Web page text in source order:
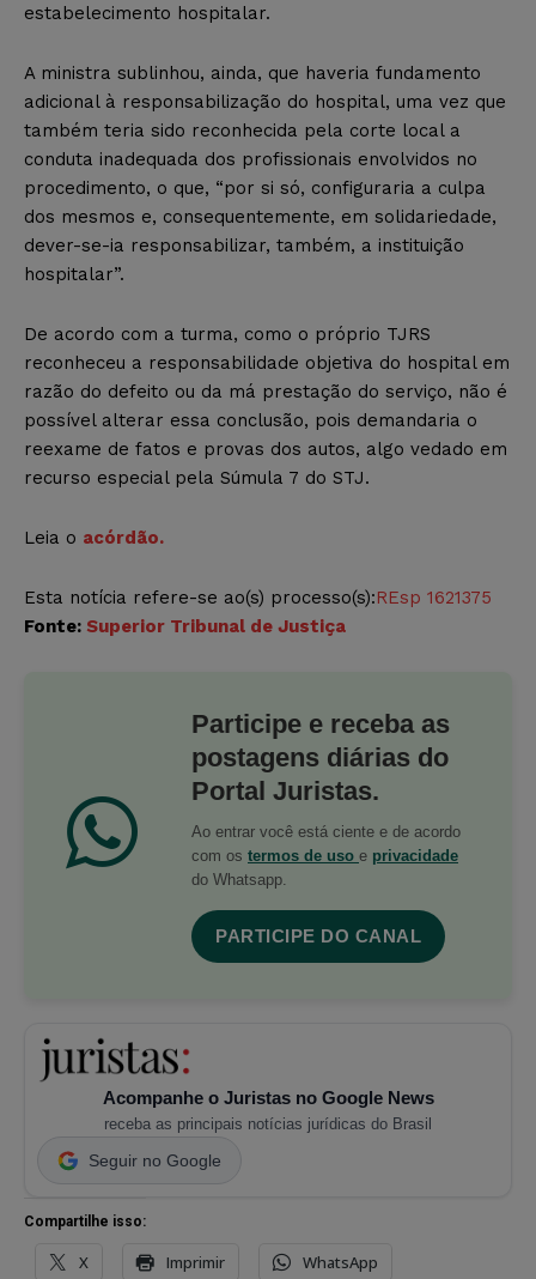
estabelecimento hospitalar.
A ministra sublinhou, ainda, que haveria fundamento
adicional à responsabilização do hospital, uma vez que
também teria sido reconhecida pela corte local a
conduta inadequada dos profissionais envolvidos no
procedimento, o que, “por si só, configuraria a culpa
dos mesmos e, consequentemente, em solidariedade,
dever-se-ia responsabilizar, também, a instituição
hospitalar”.
De acordo com a turma, como o próprio TJRS
reconheceu a responsabilidade objetiva do hospital em
razão do defeito ou da má prestação do serviço, não é
possível alterar essa conclusão, pois demandaria o
reexame de fatos e provas dos autos, algo vedado em
recurso especial pela Súmula 7 do STJ.
Leia o acórdão.
Esta notícia refere-se ao(s) processo(s):REsp 1621375
Fonte: Superior Tribunal de Justiça
Participe e receba as
postagens diárias do
Portal Juristas.
Ao entrar você está ciente e de acordo
com os termos de uso e privacidade
do Whatsapp.
PARTICIPE DO CANAL
Acompanhe o Juristas no Google News
receba as principais notícias jurídicas do Brasil
Seguir no Google
Compartilhe isso:
X Imprimir WhatsApp